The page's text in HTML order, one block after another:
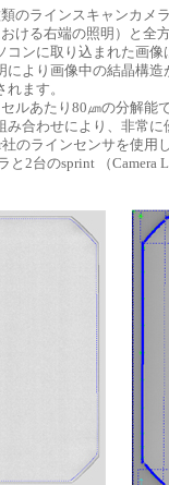
のラインスキャンカメ
ける右端の照明）と全
コンに取り込まれた画
により画像中の結晶構
ます。
ルあたり80㎛の分解能
み合わせにより、非常
のラインセンサを使用
と2台のsprint （